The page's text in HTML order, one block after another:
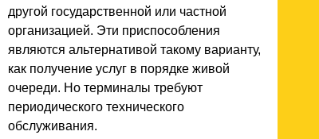
другой государственной или частной
организацией. Эти приспособления
являются альтернативой такому варианту,
как получение услуг в порядке живой
очереди. Но терминалы требуют
периодического технического
обслуживания.